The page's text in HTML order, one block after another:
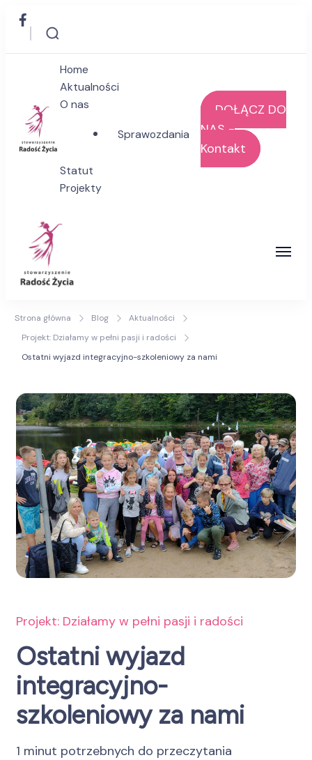
Stowarzyszenie Radość Życia
Home
Aktualności
O nas
Sprawozdania
Statut
Projekty
DOŁĄCZ DO
NAS -
Kontakt
Życia
Strona główna Blog
Aktualności
Projekt: Działamy w pełni pasji i radości
Ostatni wyjazd integracyjno-szkoleniowy za nami
Projekt: Działamy w pełni pasji i radości
Ostatni wyjazd
integracyjno-
szkoleniowy za nami
1 minut potrzebnych do przeczytania